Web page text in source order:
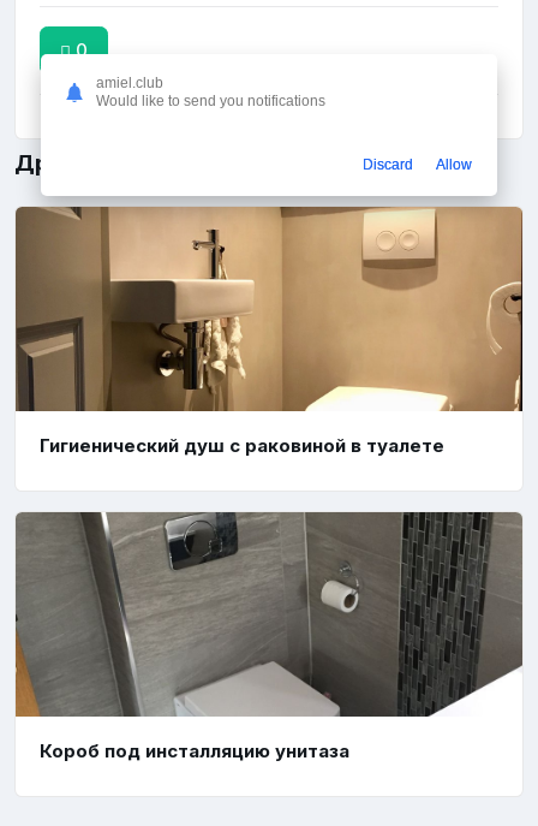
0
Другие фото идеи
Гигиенический душ с раковиной в туалете
Короб под инсталляцию унитаза
amiel.club
Would like to send you notifications
Discard Allow